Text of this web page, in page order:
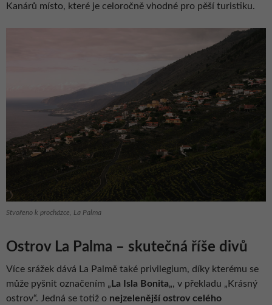
Kanárů místo, které je celoročně vhodné pro pěší turistiku.
Stvořeno k procházce, La Palma
Ostrov La Palma – skutečná říše divů
Více srážek dává La Palmě také privilegium, díky kterému se
může pyšnit označením „ La Isla Bonita„, v překladu „Krásný
ostrov“. Jedná se totiž o nejzelenější ostrov celého